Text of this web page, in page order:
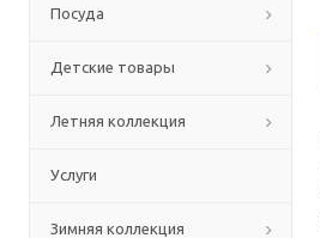
Посуда
Детские товары
Летняя коллекция
Услуги
Зимняя коллекция